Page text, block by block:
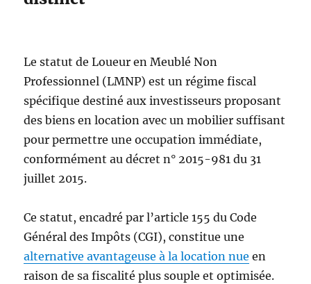
Le statut de Loueur en Meublé Non
Professionnel (LMNP) est un régime fiscal
spécifique destiné aux investisseurs proposant
des biens en location avec un mobilier suffisant
pour permettre une occupation immédiate,
conformément au décret n° 2015-981 du 31
juillet 2015.
Ce statut, encadré par l’article 155 du Code
Général des Impôts (CGI), constitue une
alternative avantageuse à la location nue en
raison de sa fiscalité plus souple et optimisée.